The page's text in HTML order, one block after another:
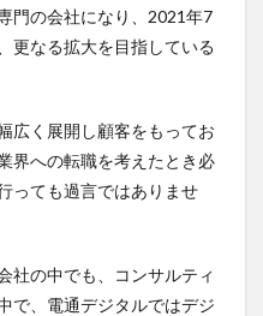
門の会社になり、2021年7
更なる拡大を目指している
広く展開し顧客をもってお
界への転職を考えたとき必
っても過言ではありませ
社の中でも、コンサルティ
で、電通デジタルではデジ